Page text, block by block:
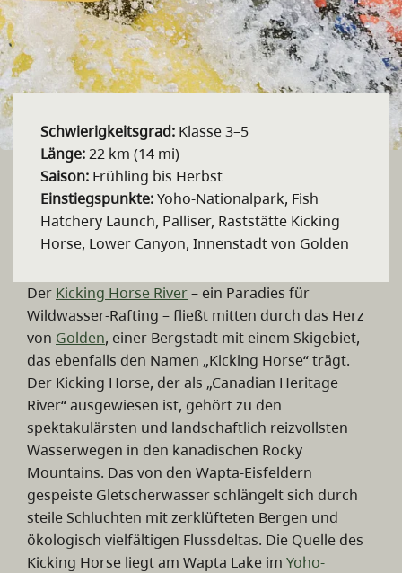
Schwierigkeitsgrad: Klasse 3–5
Länge:22 km (14 mi)
Saison: Frühling bis Herbst
Einstiegspunkte:Yoho-Nationalpark, Fish
Hatchery Launch, Palliser, Raststätte Kicking
Horse, Lower Canyon, Innenstadt von Golden
Der Kicking Horse River– ein Paradies für
Wildwasser-Rafting – fließt mitten durch das Herz
von Golden, einer Bergstadt mit einem Skigebiet,
das ebenfalls den Namen „Kicking Horse“ trägt.
Der Kicking Horse, der als „Canadian Heritage
River“ ausgewiesen ist, gehört zu den
spektakulärsten und landschaftlich reizvollsten
Wasserwegen in den kanadischen Rocky
Mountains. Das von den Wapta-Eisfeldern
gespeiste Gletscherwasser schlängelt sich durch
steile Schluchten mit zerklüfteten Bergen und
ökologisch vielfältigen Flussdeltas. Die Quelle des
Kicking Horse liegt am Wapta Lake im Yoho-